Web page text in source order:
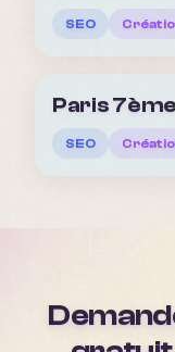
SEO
Paris 7ème
SEO